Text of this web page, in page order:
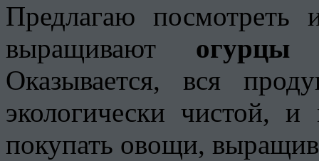
Предлагаю
выращивают огурцыв
Оказывается, вся
экологически чистой, и
покупать овощи,